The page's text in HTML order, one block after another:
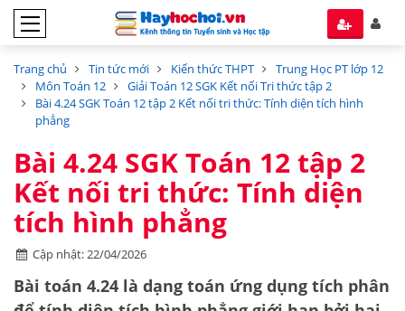
Trang chủ Tin tức mới Kiến thức THPT
Trung Học PT lớp 12
Môn Toán 12
Giải Toán 12 SGK Kết nối Tri thức tập 2
Bài 4.24 SGK Toán 12 tập 2 Kết nối tri thức: Tính diện tích hình
phẳng
Bài 4.24 SGK Toán 12 tập 2
Kết nối tri thức: Tính diện
tích hình phẳng
Cập nhật: 22/04/2026
Bài toán 4.24 là dạng toán ứng dụng tích phân